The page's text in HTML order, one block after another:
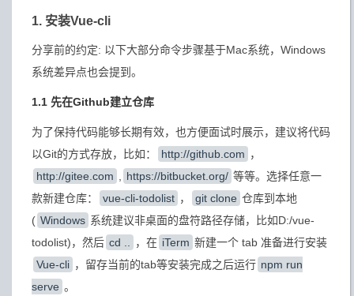
1. 安装Vue-cli
分享前的约定: 以下大部分命令步骤基于Mac系统，Windows
系统差异点也会提到。
1.1 先在Github建立仓库
为了保持代码能够长期有效，也方便面试时展示，建议将代码
以Git的方式存放，比如：
http://github.com ，
http://gitee.com
https://bitbucket.org/ 等等。选择任意一
款新建仓库：
vue-cli-todolist ， git clone 仓库到本地
( Windows 系统建议非桌面的盘符路径存储，比如D:/vue-
todolist)，然后 cd .. ，在 iTerm 新建一个 tab 准备进行安装
Vue-cli ，留存当前的tab等安装完成之后运行 npm run
serve 。